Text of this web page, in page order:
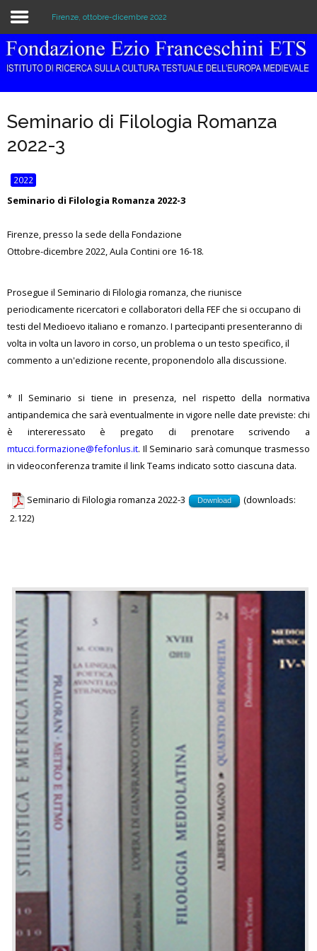
Home
Biblioteca e Archivio
Eventi
Firenze, ottobre-dicembre 2022
Seminario di Filologia Romanza
2022-3
2022
Seminario di Filologia Romanza 2022-3
Firenze, presso la sede della Fondazione
Ottobre-dicembre 2022, Aula Contini ore 16-18.
Prosegue il Seminario di Filologia romanza, che riunisce
periodicamente ricercatori e collaboratori della FEF che si occupano di
testi del Medioevo italiano e romanzo. I partecipanti presenteranno di
volta in volta un lavoro in corso, un problema o un testo specifico, il
commento a un'edizione recente, proponendolo alla discussione.
* Il Seminario si tiene in presenza, nel rispetto della normativa
antipandemica che sarà eventualmente in vigore nelle date previste: chi
è intereressato è pregato di prenotare scrivendo a
mtucci.formazione@fefonlus.it. Il Seminario sarà comunque trasmesso
in videoconferenza tramite il link Teams indicato sotto ciascuna data.
Seminario di Filologia romanza 2022-3 Download
(downloads:
2.122)